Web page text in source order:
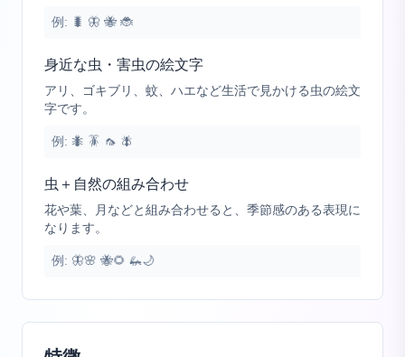
例: 🐛 🦋 🐝 🐞
身近な虫・害虫の絵文字
アリ、ゴキブリ、蚊、ハエなど生活で見かける虫の絵文
字です。
例: 🐜 🪳 🦟 🪰
虫＋自然の組み合わせ
花や葉、月などと組み合わせると、季節感のある表現に
なります。
例: 🦋🌸 🐝🌻 🦗🌙